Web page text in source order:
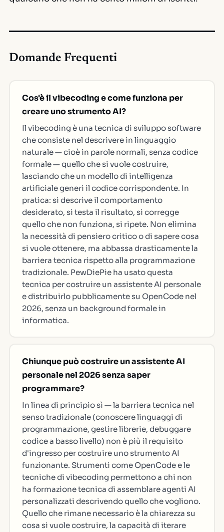
Domande Frequenti
Cos'è il vibecoding e come funziona per
creare uno strumento AI?
Il vibecoding è una tecnica di sviluppo software
che consiste nel descrivere in linguaggio
naturale — cioè in parole normali, senza codice
formale — quello che si vuole costruire,
lasciando che un modello di intelligenza
artificiale generi il codice corrispondente. In
pratica: si descrive il comportamento
desiderato, si testa il risultato, si corregge
quello che non funziona, si ripete. Non elimina
la necessità di pensiero critico o di sapere cosa
si vuole ottenere, ma abbassa drasticamente la
barriera tecnica rispetto alla programmazione
tradizionale. PewDiePie ha usato questa
tecnica per costruire un assistente AI personale
e distribuirlo pubblicamente su OpenCode nel
2026, senza un background formale in
informatica.
Chiunque può costruire un assistente AI
personale nel 2026 senza saper
programmare?
In linea di principio sì — la barriera tecnica nel
senso tradizionale (conoscere linguaggi di
programmazione, gestire librerie, debuggare
codice a basso livello) non è più il requisito
d'ingresso per costruire uno strumento AI
funzionante. Strumenti come OpenCode e le
tecniche di vibecoding permettono a chi non
ha formazione tecnica di assemblare agenti AI
personalizzati descrivendo quello che vogliono.
Quello che rimane necessario è la chiarezza su
cosa si vuole costruire, la capacità di iterare